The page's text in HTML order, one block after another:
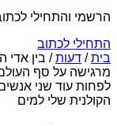
הרשמי והתחילי
התחילי לכתוב
בית/ דעות/ בין אדי
מרגישה על סף
לפחות עוד שני
הקולנית שלי למים